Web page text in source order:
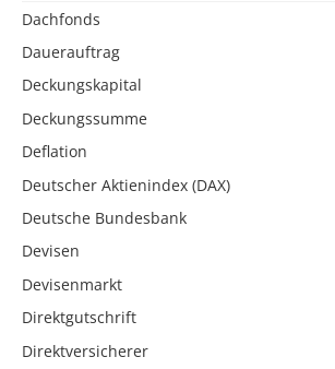
Dachfonds
Dauerauftrag
Deckungskapital
Deckungssumme
Deflation
Deutscher Aktienindex (DAX)
Deutsche Bundesbank
Devisen
Devisenmarkt
Direktgutschrift
Direktversicherer